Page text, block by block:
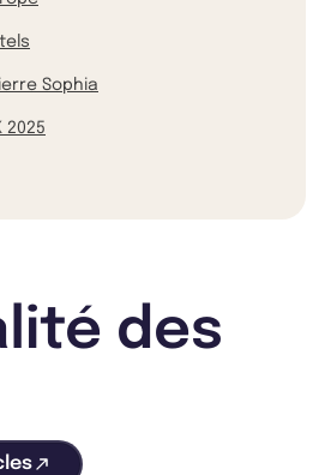
Sophia
2025
des